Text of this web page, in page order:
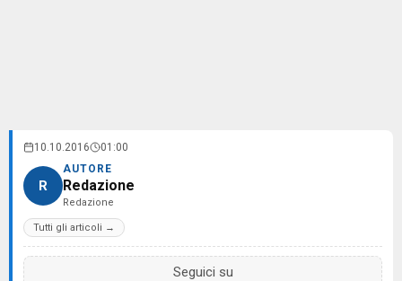
10.10.2016 01:00
R
AUTORE
Redazione
Redazione
Tutti gli articoli →
Seguici su